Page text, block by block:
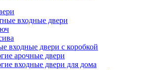
входные двери
входные двери с коробкой
арочные двери
входные двери для дома